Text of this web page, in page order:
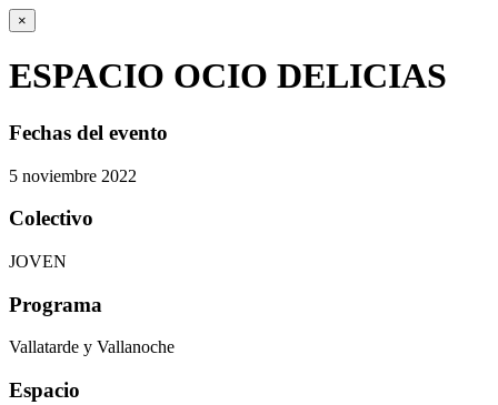
×
ESPACIO OCIO DELICIAS
Fechas del evento
5 noviembre 2022
Colectivo
JOVEN
Programa
Vallatarde y Vallanoche
Espacio